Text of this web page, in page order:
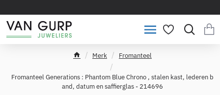
m
e
Merk Fromanteel
Fromanteel Generations : Phantom Blue Chrono , stalen kast, lederen b
and, datum en saffierglas - 214696